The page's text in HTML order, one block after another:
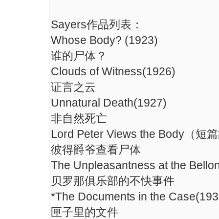
Sayers作品列表：
Whose Body? (1923)
谁的尸体？
Clouds of Witness(1926)
证言之云
Unnatural Death(1927)
非自然死亡
Lord Peter Views the Body（短
彼得爵爷查看尸体
The Unpleasantness at the
贝罗那俱乐部的不快事件
*The Documents in the
匣子里的文件